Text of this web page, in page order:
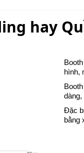
hay
hình,
dàng,
Đặc
bằng